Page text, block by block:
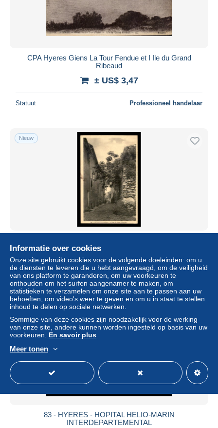
CPA Hyeres Giens La Tour Fendue et I Ile du Grand
Ribeaud
± US$ 3,47
Statuut Professioneel handelaar
Nieuw
Statuut Professioneel handelaar
83 - HYERES - HOPITAL HELIO-MARIN
INTERDEPARTEMENTAL
Informatie over cookies
Onze site gebruikt cookies voor de volgende doeleinden: om u
de diensten te leveren die u hebt aangevraagd, om de veiligheid
van ons platform te garanderen, om uw voorkeuren te
onthouden om het surfen aangenamer te maken, om
statistieken te verzamelen om onze site aan te passen aan uw
behoeften, om video's weer te geven en om u in staat te stellen
inhoud te delen op sociale netwerken.
Sommige van deze cookies zijn noodzakelijk voor de werking
van onze site, andere kunnen worden ingesteld op basis van uw
voorkeuren. En savoir plus
Meer tonen